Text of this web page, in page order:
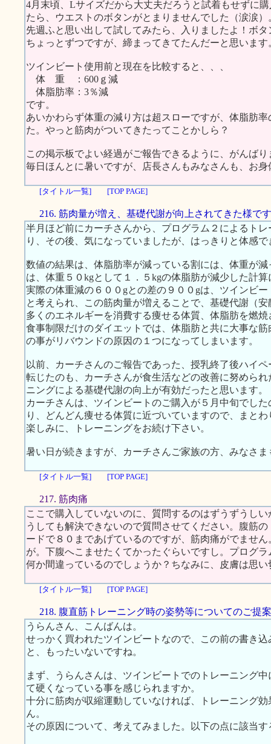
4月末頃、Lサイズだから大丈夫だろうと試着もせずに
たら、ウエストのボタンがとまりませんでした（涙涙）
先週ふと思い出して試してみたら、入りましたよ！ボ
ちょっとずつですが、締まってきてたんだーと思います
ツインビート使用前と現在を比較すると、、、
体 重 ：600ｇ減
体脂肪率：3％減
です。
あいかわらず体重の減り方は超スローですが、体脂肪
た。やっと筋肉がついてきたってことかしら？
この掲示板でよい経過がご報告できるように、がんばり
毎日ほんとに暑いですが、店長さんもみなさんも、お
[タイトル一覧] [TOP PAGE]
216. 筋肉量が増え、基礎代謝が向上されてきた様で
半月ほど前にカーチさんから、プログラム２によるト
り、その後、気になっていましたが、はっきりと体感
数値の結果は、体脂肪率が減っている割には、体重が
は、体重５０kgとして１．５kgの体脂肪が減少した計
実際の体重減の６００gとの差の９００gは、ツインビ
と考えられ、この筋肉量が増えることで、基礎代謝（
多くのエネルギーを消費する痩せる体質、体脂肪を燃
食事制限だけのダイエットでは、体脂肪と共に大事な
の事がリバウンドの原因の１つになってしまいます。
以前、カーチさんのご報告であった、授乳終了後ハイ
転じたのも、カーチさんが食生活などの改善に努めら
ニングによる基礎代謝の向上が有効だったと思います。
カーチさんは、ツインビートのご購入が５月中旬でし
り、どんどん痩せる体質に近づいていますので、まと
楽しみに、トレーニングをお続け下さい。
暑い日が続きますが、カーチさんご家族の方、みなさ
[タイトル一覧] [TOP PAGE]
217. 筋肉痛
ここで購入していないのに、質問するのはずうずうし
うしても解決できないので質問させてください。腹筋
ードで８０まであげているのですが、筋肉痛がでませ
が。下腹へこませたくてかったぐらいですし。プログ
何か間違っているのでしょうか？ちなみに、皮膚は思
[タイトル一覧] [TOP PAGE]
218. 腹直筋トレーニング時の姿勢等についてのご提
うらんさん、こんばんは。
せっかく買われたツインビートなので、この前の書き
と、もったいないですね。
まず、うらんさんは、ツインビートでのトレーニング
て硬くなっている事を感じられますか。
十分に筋肉が収縮運動していなければ、トレーニング
ん。
その原因について、考えてみました。以下の点に該当